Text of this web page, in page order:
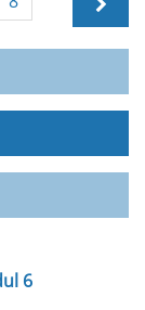
6